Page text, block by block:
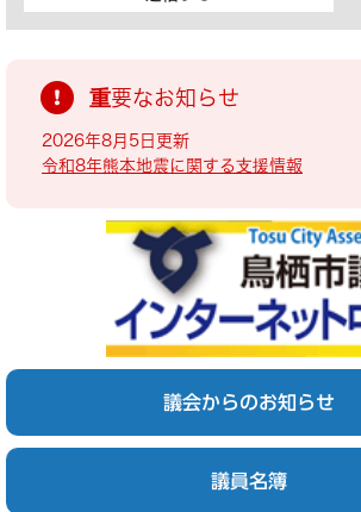
重要なお知らせ
2026年8月5日更新
令和8年熊本地震に関する支援情報
議会からのお知らせ
議員名簿